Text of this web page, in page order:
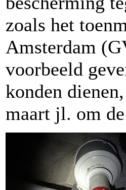
zoals het
Amsterdam
voorbeeld
konden
maart jl. om